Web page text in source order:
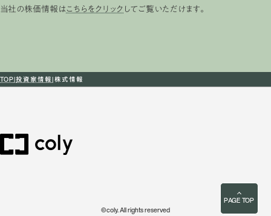
TOP投資家情報 株式情報
当社の株価情報はこちらをクリック してご覧いただけます。
PAGE TOP
©coly. All rights reserved